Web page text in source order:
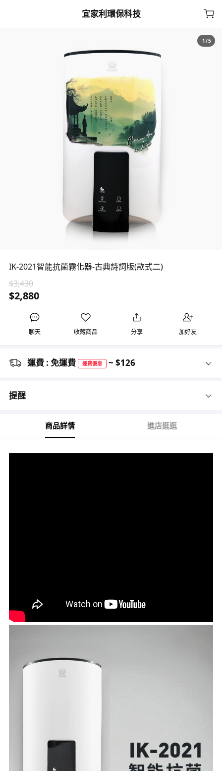
宜家利環保科技 Cart
1 /5
IK-2021智能抗菌霧化器-古典詩詞版(款式二)
$3,430
$2,880
聊天 收藏商品 分享 加好友
運費 : 免運費 運費優惠 ~ $126
提醒
商品詳情 進店逛逛